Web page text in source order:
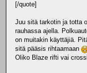
[/quote]
Juu sitä tarkotin ja totta
rauhassa ajella.
on muitakin käyttäjiä.
sitä pääsis rihtaamaan
Oliko Blaze rifti vai